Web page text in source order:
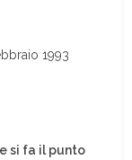
1993
si fa il punto